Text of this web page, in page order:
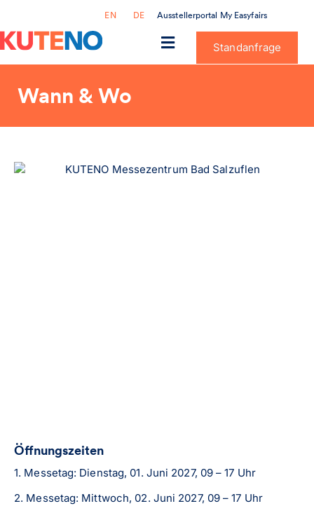
EN DE Ausstellerportal My Easyfairs
Standanfrage
Wann & Wo
Öffnungszeiten
1. Messetag: Dienstag, 01. Juni 2027, 09 – 17 Uhr
2. Messetag: Mittwoch, 02. Juni 2027, 09 – 17 Uhr